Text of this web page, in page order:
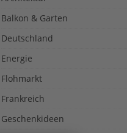
Balkon & Garten
Deutschland
Energie
Flohmarkt
Frankreich
Geschenkideen